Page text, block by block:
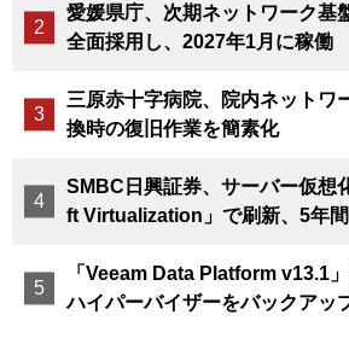
愛媛県庁、次期ネットワーク基
全面採用し、2027年1月に稼働
三原赤十字病院、院内ネットワ
換時の復旧作業を簡素化
SMBC日興証券、サーバー仮想
ft Virtualization」で刷新、5年
「Veeam Data Platform v13.1
ハイパーバイザーをバックアッ